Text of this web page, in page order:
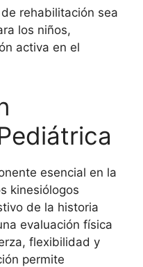
rehabilitación sea
los niños,
activa en el
esencial en la
kinesiólogos
de la historia
evaluación física
flexibilidad y
permite